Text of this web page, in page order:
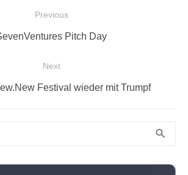
Previous
Pitch Day
Next
Festival wieder mit Trumpf
search